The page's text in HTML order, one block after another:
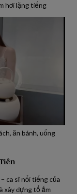
hơi lặng tiếng
ăn bánh, uống
ca sĩ nổi tiếng của
xây dựng tổ ấm